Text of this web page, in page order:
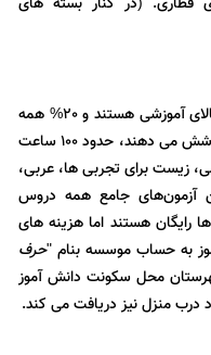
های کیفیت بالای آموزشی هستند و 20% همه
دروس تخصصی/عمومی هر 3 سال را نیز پوشش می دهند، حدود 100 ساعت
زیست برای تجربی ها، عربی،
آزمون‌های جامع همه دروس
رایگان هستند اما هزینه های
به حساب موسسه بنام "حرف
محل سکونت دانش آموز